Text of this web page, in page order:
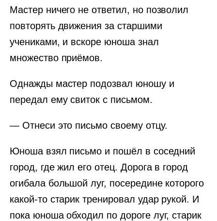
Мастер ничего не ответил, но позволил
повторять движения за старшими
учениками, и вскоре юноша знал
множество приёмов.
Однажды мастер подозвал юношу и
передал ему свиток с письмом.
— Отнеси это письмо своему отцу.
Юноша взял письмо и пошёл в соседний
город, где жил его отец. Дорога в город
огибала большой луг, посередине которого
какой-то старик тренировал удар рукой. И
пока юноша обходил по дороге луг, старик